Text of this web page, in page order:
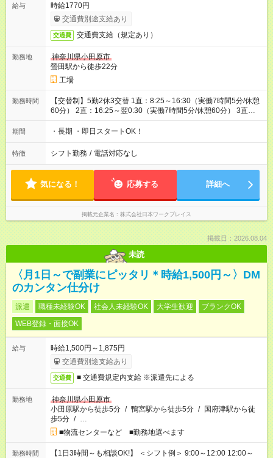
給与
時給1770円
交通費別途支給あり
交通費 交通費支給（規定あり）
勤務地
神奈川県小田原市
螢田駅から徒歩22分
工場
勤務時間
【交替制】5勤2休3交替 1直：8:25～16:30（実働7時間5分/休憩
60分） 2直：16:25～翌0:30（実働7時間5分/休憩60分） 3直：
0:25～8:30（実働7時間5分/休憩60分）
期間 ・長期 ・即日スタートOK！
特徴 シフト勤務 / 電話対応なし
気になる！ 応募する 詳細へ
掲載元企業名 株式会社日本ワークプレイス
掲載日：2026.08.04
未読
〈月1日～で副業にピッタリ＊時給1,500円～〉DM
のカンタン仕分け
派遣 職種未経験OK 社会人未経験OK 大学生歓迎
ブランクOK
WEB登録・面接OK
給与
時給1,500円～1,875円
交通費別途支給あり
交通費 ■ 交通費規定内支給 ※派遣先による
勤務地
神奈川県小田原市
小田原駅から徒歩5分 / 鴨宮駅から徒歩5分 / 国府津駅から徒
歩5分 / …
■物流センターなど ■勤務地選べます
勤務時間
【1日3時間～も相談OK!】 ＜シフト例＞ 9:00～12:00 12:00～